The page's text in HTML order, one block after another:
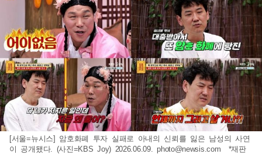
[서울=뉴시스] 암호화폐 투자 실패로 아내의 신뢰를 잃은 남성의 사연
이 공개됐다. (사진=KBS Joy) 2026.06.09.photo@newsis.com *재판